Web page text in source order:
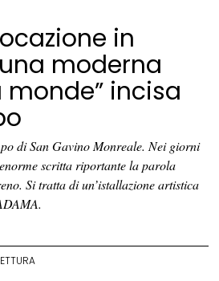
in
moderna
monde” incisa
di San Gavino Monreale. Nei giorni
scritta riportante la parola
Si tratta di un’istallazione artistica